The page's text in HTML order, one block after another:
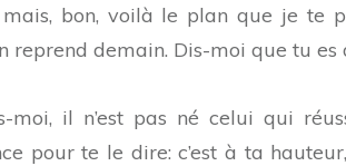
bon, voilà le plan que je te
reprend demain. Dis-moi que tu es
moi, il n’est pas né celui qui
pour te le dire: c’est à ta